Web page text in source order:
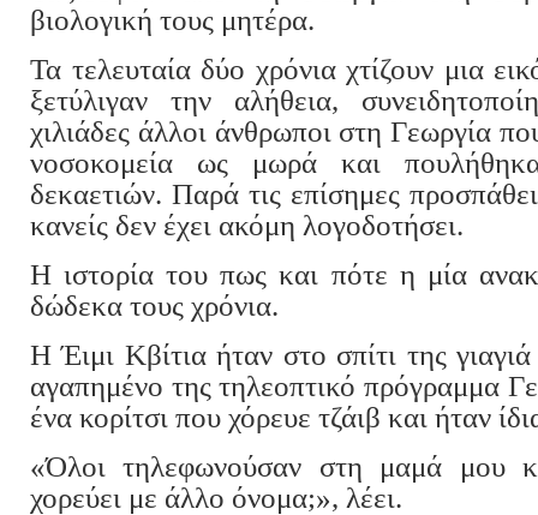
βιολογική τους μητέρα.
Τα τελευταία δύο χρόνια χτίζουν μια
ξετύλιγαν την αλήθεια,
χιλιάδες άλλοι άνθρωποι στη Γεωργία
νοσοκομεία ως μωρά και
δεκαετιών. Παρά τις επίσημες
κανείς δεν έχει ακόμη λογοδοτήσει.
Η ιστορία του πως και πότε η μία
δώδεκα τους χρόνια.
Η Έιμι Κβίτια ήταν στο σπίτι της
αγαπημένο της τηλεοπτικό πρόγραμμα
ένα κορίτσι που χόρευε τζάιβ και ήταν
«Όλοι τηλεφωνούσαν στη μαμά μου
χορεύει με άλλο όνομα;», λέει.